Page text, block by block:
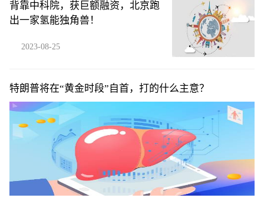
背靠中科院，获巨额融资，北京跑
出一家氢能独角兽！
2023-08-25
特朗普将在“黄金时段”自首，打的什么主意？